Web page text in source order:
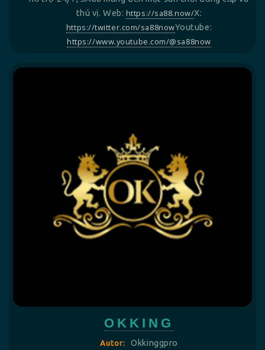
thú vị. Web: https://sa88.now/X:
https://twitter.com/sa88nowYoutube:
https://www.youtube.com/@sa88now
OKKING
Autor: Okkinggpro